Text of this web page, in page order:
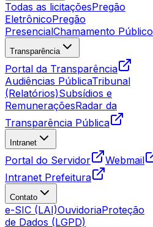
Todas as licitaçõesPregão
EletrônicoPregão
PresencialChamamento Público
Transparência
Portal da Transparência
Audiências PúblicaTribunal
(Relatórios)Subsídios e
RemuneraçõesRadar da
Transparência Pública
Intranet
Portal do Servidor
Webmail
Intranet Prefeitura
Contato
e-SIC (LAI)OuvidoriaProteção
de Dados (LGPD)